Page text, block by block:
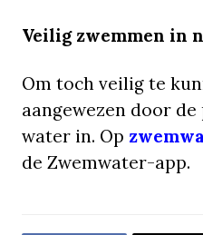
Veilig zwemmen in
Om toch veilig te
aangewezen door
water in. Op
de Zwemwater-app.